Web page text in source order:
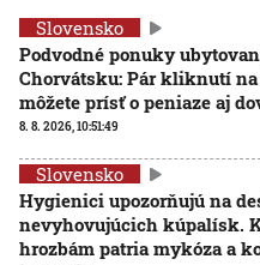
Slovensko
Podvodné ponuky
Chorvátsku: Pár kliknutí
môžete prísť o peniaze aj
8. 8. 2026, 10:51:49
Slovensko
Hygienici upozorňujú na
nevyhovujúcich kúpalísk.
hrozbám patria mykóza a